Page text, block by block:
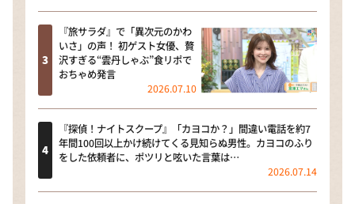
『旅サラダ』で「異次元のかわ
いさ」の声！ 初ゲスト女優、贅
沢すぎる“雲丹しゃぶ”食リポで
おちゃめ発言
2026.07.10
『探偵！ナイトスクープ』「カヨコか？」間違い電話を約7
年間100回以上かけ続けてくる見知らぬ男性。カヨコのふり
をした依頼者に、ポツリと呟いた言葉は…
2026.07.14